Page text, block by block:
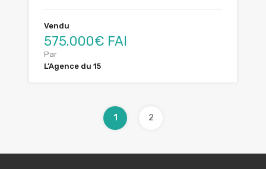
Vendu
575.000€ FAI
Par
L’Agence du 15
1 2